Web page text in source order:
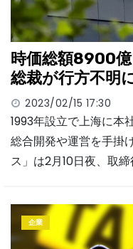
時価総額8900億
総裁が行方不明
2023/02/15 17:30
1993年設立で上海に本
総合開発や運営を手掛
ス」は2月10日夜、取
企業